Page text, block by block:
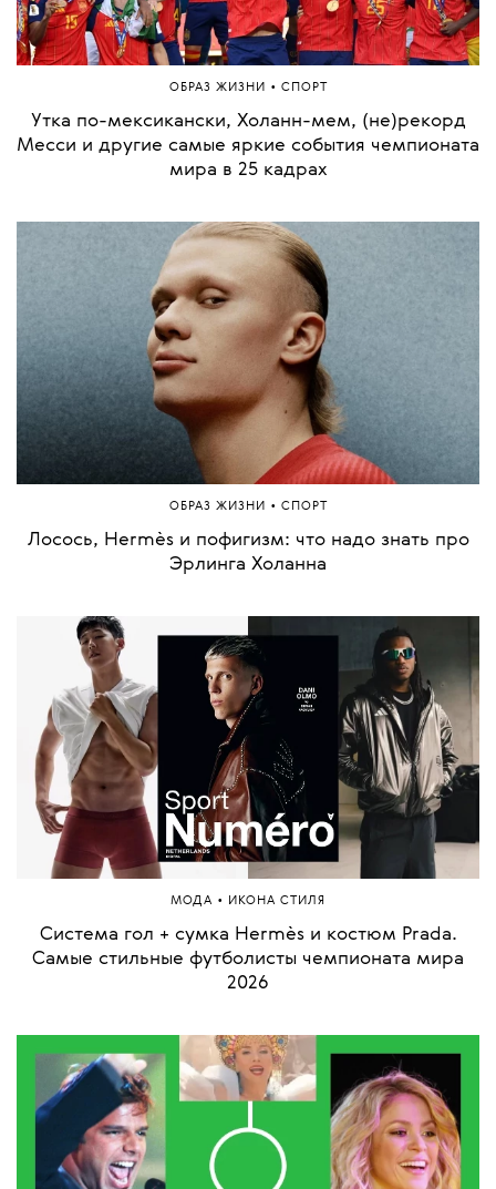
ОБРАЗ ЖИЗНИ • СПОРТ
Утка по-мексикански, Холанн-мем, (не)рекорд
Месси и другие самые яркие события чемпионата
мира в 25 кадрах
ОБРАЗ ЖИЗНИ • СПОРТ
Лосось, Hermès и пофигизм: что надо знать про
Эрлинга Холанна
МОДА • ИКОНА СТИЛЯ
Система гол + сумка Hermès и костюм Prada.
Самые стильные футболисты чемпионата мира
2026